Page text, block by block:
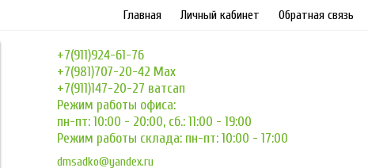
Главная Личный кабинет Обратная связь
+7(911)924-61-76
+7(981)707-20-42 Max
+7(911)147-20-27 ватсап
Режим работы офиса:
пн-пт: 10:00 - 20:00, сб.: 11:00 - 19:00
Режим работы склада: пн-пт: 10:00 - 17:00
dmsadko@yandex.ru